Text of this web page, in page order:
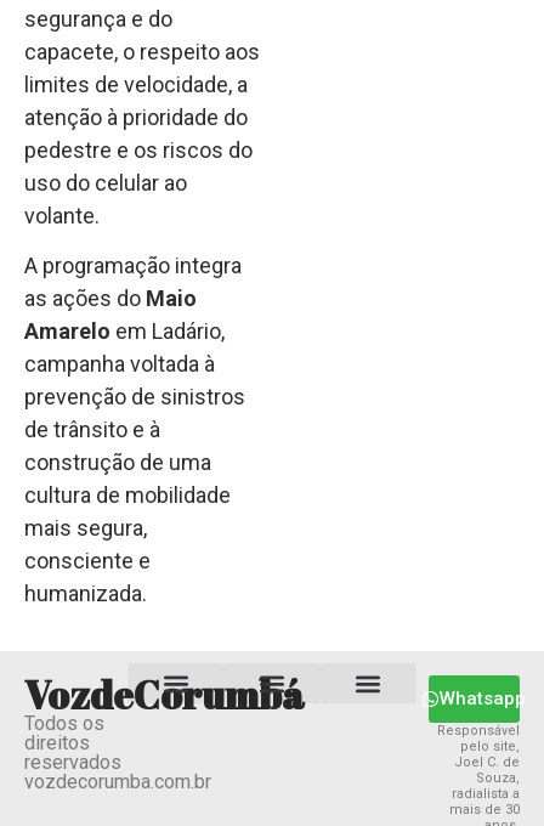
segurança e do
capacete, o respeito aos
limites de velocidade, a
atenção à prioridade do
pedestre e os riscos do
uso do celular ao
volante.
A programação integra
as ações do Maio
Amarelo em Ladário,
campanha voltada à
prevenção de sinistros
de trânsito e à
construção de uma
cultura de mobilidade
mais segura,
consciente e
humanizada.
VozdeCorumbá
Todos os
direitos
reservados
vozdecorumba.com.br
Whatsapp
Responsável
pelo site,
Joel C. de
Souza,
radialista a
mais de 30